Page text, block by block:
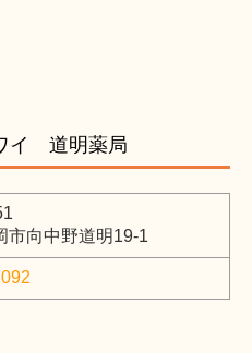
イ 道明薬局
市向中野道明19-1